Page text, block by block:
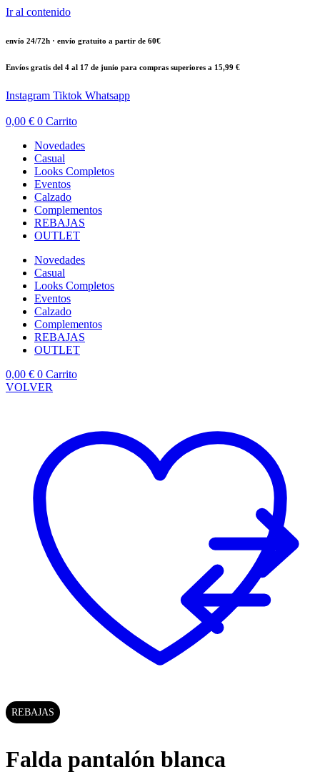
Ir al contenido
envío 24/72h · envío gratuito a partir de 60€
Envíos gratis del 4 al 17 de junio para compras superiores a 15,99 €
Instagram Tiktok Whatsapp
0,00 € 0 Carrito
Novedades
Casual
Looks Completos
Eventos
Calzado
Complementos
REBAJAS
OUTLET
Novedades
Casual
Looks Completos
Eventos
Calzado
Complementos
REBAJAS
OUTLET
0,00 € 0 Carrito
VOLVER
REBAJAS
Falda pantalón blanca